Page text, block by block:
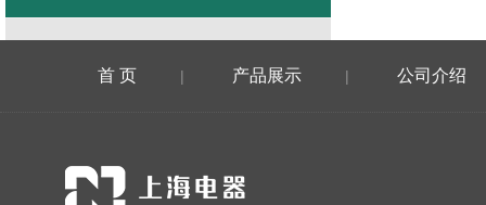
首 页 | 产品展示 | 公司介绍